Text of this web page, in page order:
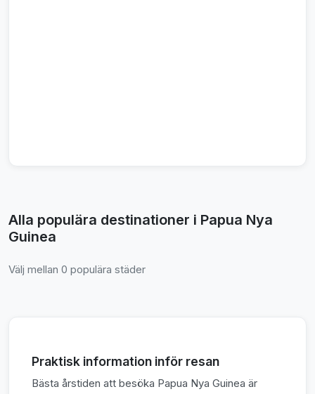
Alla populära destinationer i Papua Nya
Guinea
Välj mellan 0 populära städer
Praktisk information inför resan
Bästa årstiden att besöka Papua Nya Guinea är